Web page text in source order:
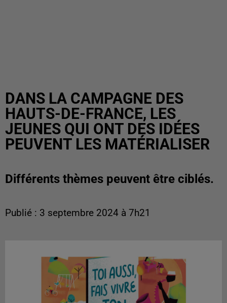
DANS LA CAMPAGNE DES
HAUTS-DE-FRANCE, LES
JEUNES QUI ONT DES IDÉES
PEUVENT LES MATÉRIALISER
Différents thèmes peuvent être ciblés.
Publié : 3 septembre 2024 à 7h21